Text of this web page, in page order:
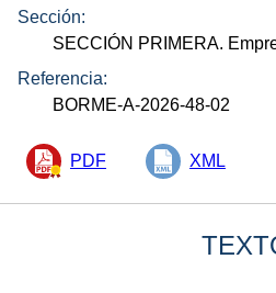
Sección:
SECCIÓN PRIMERA.
Referencia:
BORME-A-2026-48-02
PDF XML